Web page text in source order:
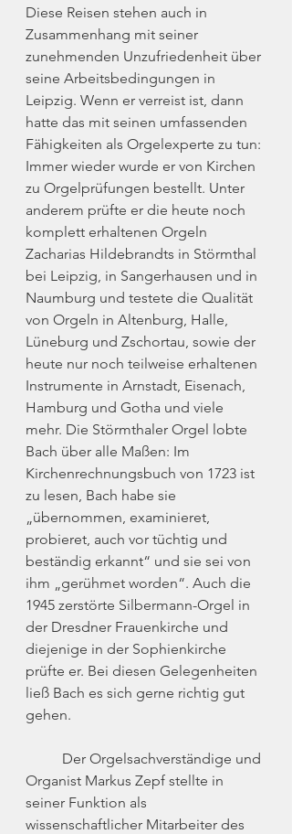
Diese Reisen stehen auch in
Zusammenhang mit seiner
zunehmenden Unzufriedenheit über
seine Arbeitsbedingungen in
Leipzig. Wenn er verreist ist, dann
hatte das mit seinen umfassenden
Fähigkeiten als Orgelexperte zu tun:
Immer wieder wurde er von Kirchen
zu Orgelprüfungen bestellt. Unter
anderem prüfte er die heute noch
komplett erhaltenen Orgeln
Zacharias Hildebrandts in Störmthal
bei Leipzig, in Sangerhausen und in
Naumburg und testete die Qualität
von Orgeln in Altenburg, Halle,
Lüneburg und Zschortau, sowie der
heute nur noch teilweise erhaltenen
Instrumente in Arnstadt, Eisenach,
Hamburg und Gotha und viele
mehr. Die Störmthaler Orgel lobte
Bach über alle Maßen: Im
Kirchenrechnungsbuch von 1723 ist
zu lesen, Bach habe sie
„übernommen, examinieret,
probieret, auch vor tüchtig und
beständig erkannt“ und sie sei von
ihm „gerühmet worden“. Auch die
1945 zerstörte Silbermann-Orgel in
der Dresdner Frauenkirche und
diejenige in der Sophienkirche
prüfte er. Bei diesen Gelegenheiten
ließ Bach es sich gerne richtig gut
gehen.
Organist Markus Zepf stellte in
seiner Funktion als
wissenschaftlicher Mitarbeiter des